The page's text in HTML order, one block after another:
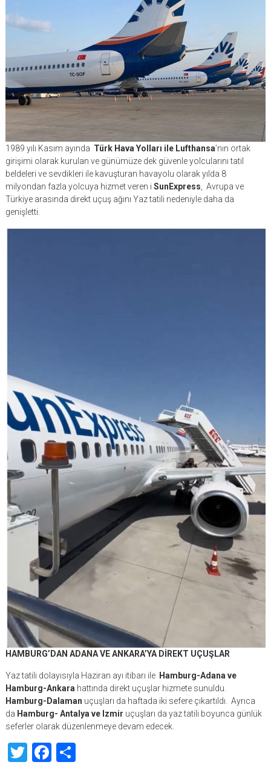
1989 yılı Kasım ayında Türk Hava Yolları ile Lufthansa’nın ortak
girişimi olarak kurulan ve günümüze dek güvenle yolcularını tatil
beldeleri ve sevdikleri ile kavuşturan havayolu olarak yılda 8
milyondan fazla yolcuya hizmet veren i SunExpress, Avrupa ve
Türkiye arasında direkt uçuş ağını Yaz tatili nedeniyle daha da
genişletti.
HAMBURG’DAN ADANA VE ANKARA’YA DİREKT UÇUŞLAR
Yaz tatili dolayısıyla Haziran ayı itibarı ile Hamburg-Adana ve
Hamburg-Ankarahattında direkt uçuşlar hizmete sunuldu.
Hamburg-Dalaman uçuşları da haftada iki sefere çıkartıldı. Ayrıca
da Hamburg- Antalya ve lzmir uçuşları da yaz tatili boyunca günlük
seferler olarak düzenlenmeye devam edecek.
TwitterFacebook
Share